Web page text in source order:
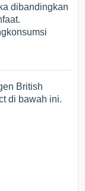
dibandingkan
British
di bawah ini.